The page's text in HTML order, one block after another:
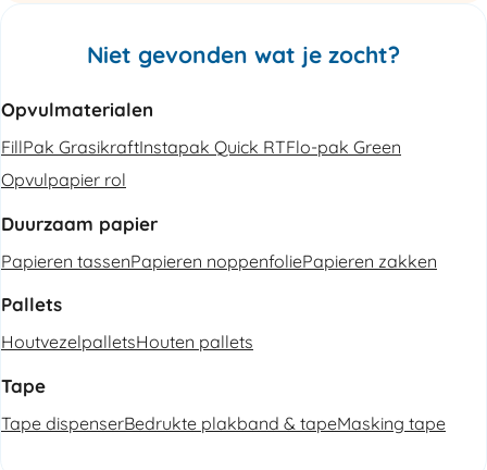
Niet gevonden wat je zocht?
Opvulmaterialen
FillPak GrasikraftInstapak Quick RTFlo-pak Green
Opvulpapier rol
Duurzaam papier
Papieren tassenPapieren noppenfoliePapieren zakken
Pallets
HoutvezelpalletsHouten pallets
Tape
Tape dispenserBedrukte plakband & tapeMasking tape